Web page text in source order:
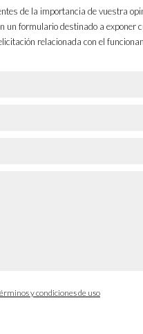
in
new
window
de la importancia de vuestra
un formulario destinado a exponer
relacionada con el
y condiciones de uso